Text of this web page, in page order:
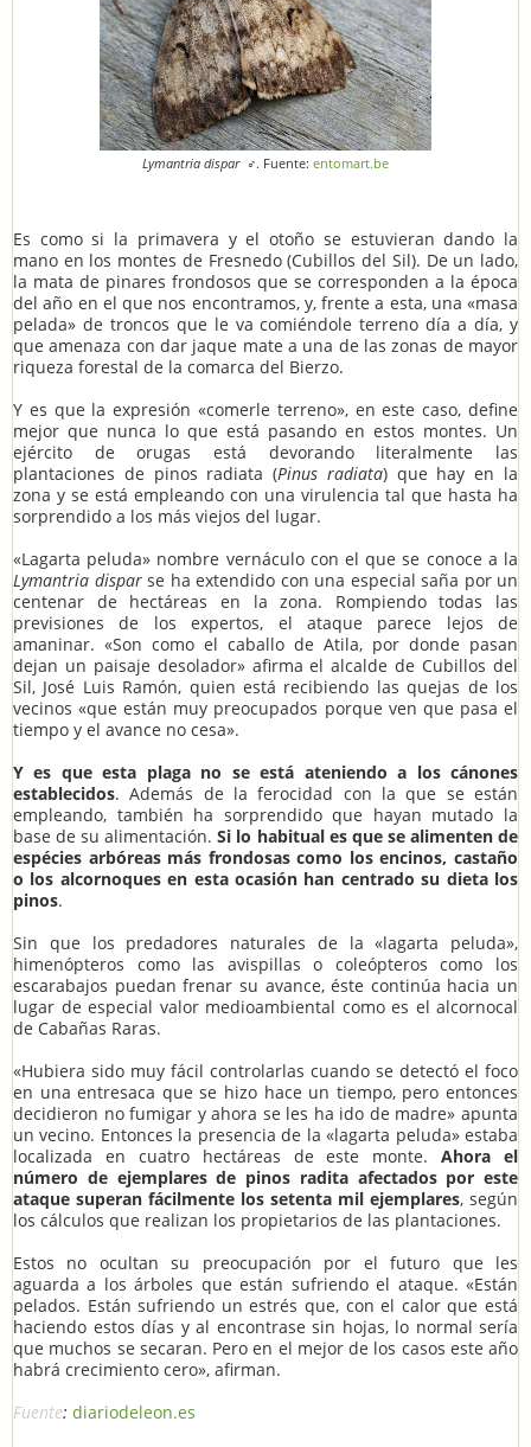
Lymantria dispar ♂. Fuente: entomart.be
Es como si la primavera y el otoño se estuvieran dando la
mano en los montes de Fresnedo (Cubillos del Sil). De un lado,
la mata de pinares frondosos que se corresponden a la época
del año en el que nos encontramos, y, frente a esta, una «masa
pelada» de troncos que le va comiéndole terreno día a día, y
que amenaza con dar jaque mate a una de las zonas de mayor
riqueza forestal de la comarca del Bierzo.
Y es que la expresión «comerle terreno», en este caso, define
mejor que nunca lo que está pasando en estos montes. Un
ejército de orugas está devorando literalmente las
plantaciones de pinos radiata (Pinus radiata) que hay en la
zona y se está empleando con una virulencia tal que hasta ha
sorprendido a los más viejos del lugar.
«Lagarta peluda» nombre vernáculo con el que se conoce a la
Lymantria disparse ha extendido con una especial saña por un
centenar de hectáreas en la zona. Rompiendo todas las
previsiones de los expertos, el ataque parece lejos de
amaninar. «Son como el caballo de Atila, por donde pasan
dejan un paisaje desolador» afirma el alcalde de Cubillos del
Sil, José Luis Ramón, quien está recibiendo las quejas de los
vecinos «que están muy preocupados porque ven que pasa el
tiempo y el avance no cesa».
Y es que esta plaga no se está ateniendo a los cánones
establecidos. Además de la ferocidad con la que se están
empleando, también ha sorprendido que hayan mutado la
base de su alimentación.Si lo habitual es que se alimenten de
espécies arbóreas más frondosas como los encinos, castaño
o los alcornoques en esta ocasión han centrado su dieta los
pinos.
Sin que los predadores naturales de la «lagarta peluda»,
himenópteros como las avispillas o coleópteros como los
escarabajos puedan frenar su avance, éste continúa hacia un
lugar de especial valor medioambiental como es el alcornocal
de Cabañas Raras.
«Hubiera sido muy fácil controlarlas cuando se detectó el foco
en una entresaca que se hizo hace un tiempo, pero entonces
decidieron no fumigar y ahora se les ha ido de madre» apunta
un vecino. Entonces la presencia de la «lagarta peluda» estaba
localizada en cuatro hectáreas de este monte.Ahora el
número de ejemplares de pinos radita afectados por este
ataque superan fácilmente los setenta mil ejemplares, según
los cálculos que realizan los propietarios de las plantaciones.
Estos no ocultan su preocupación por el futuro que les
aguarda a los árboles que están sufriendo el ataque. «Están
pelados. Están sufriendo un estrés que, con el calor que está
haciendo estos días y al encontrase sin hojas, lo normal sería
que muchos se secaran. Pero en el mejor de los casos este año
habrá crecimiento cero», afirman.
Fuente: diariodeleon.es